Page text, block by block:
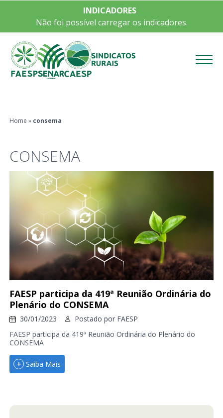
INDICADORES
Não foi possível carregar os indicadores.
Home » consema
CONSEMA
FAESP participa da 419ª Reunião Ordinária do
Plenário do CONSEMA
30/01/2023 Postado por FAESP
FAESP participa da 419ª Reunião Ordinária do Plenário do
CONSEMA
Saiba Mais